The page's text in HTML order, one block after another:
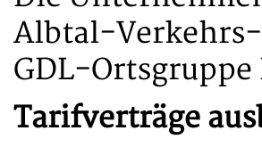
Albtal-Verkehrs-
GDL-
Tarifverträge